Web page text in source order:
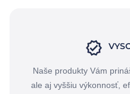
Naše produkty Vám
ale aj vyššiu výkonnosť,